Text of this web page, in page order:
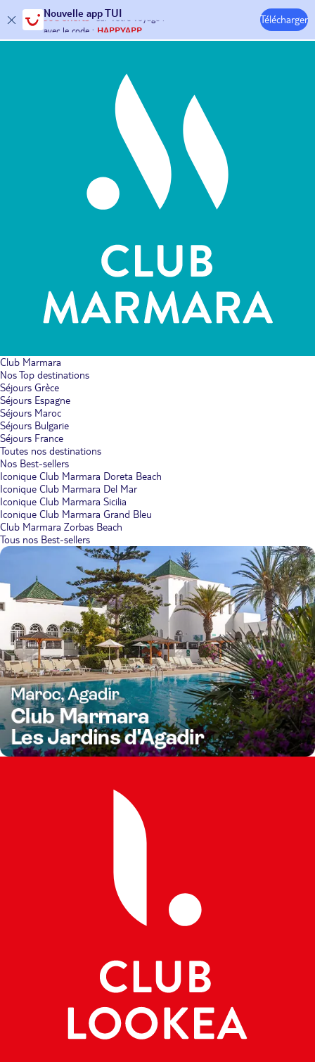
Nouvelle app TUI
30€ offerts* sur votrevoyage !
avec le code :HAPPYAPP
Télécharger
Hôtels & Clubs
Club Marmara
Nos Top destinations
Séjours Grèce
Séjours Espagne
Séjours Maroc
Séjours Bulgarie
Séjours France
Toutes nos destinations
Nos Best-sellers
Iconique Club Marmara Doreta Beach
Iconique Club Marmara Del Mar
Iconique Club Marmara Sicilia
Iconique Club Marmara Grand Bleu
Club Marmara Zorbas Beach
Tous nos Best-sellers